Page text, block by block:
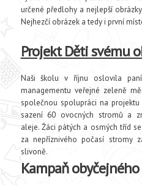
určené předlohy a nejlepší
Nejhezčí obrázek a tedy i první
Projekt Děti svému
Naši školu v říjnu oslovila
managementu veřejné zeleně
společnou spolupráci na
sazení 60 ovocných stromů a
aleje. Žáci pátých a osmých tříd
za nepříznivého počasí stromy
slivoně.
Kampaň